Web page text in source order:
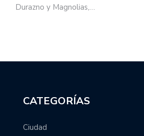
Durazno y Magnolias,…
CATEGORÍAS
Ciudad